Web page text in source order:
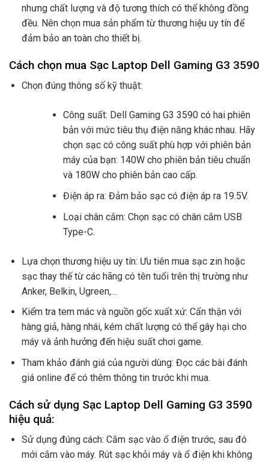
nhưng chất lượng và độ tương thích có thể không đồng
đều. Nên chọn mua sản phẩm từ thương hiệu uy tín để
đảm bảo an toàn cho thiết bị.
Cách chọn mua Sạc Laptop Dell Gaming G3 3590
Chọn đúng thông số kỹ thuật:
Công suất: Dell Gaming G3 3590 có hai phiên
bản với mức tiêu thụ điện năng khác nhau. Hãy
chọn sạc có công suất phù hợp với phiên bản
máy của bạn: 140W cho phiên bản tiêu chuẩn
và 180W cho phiên bản cao cấp.
Điện áp ra: Đảm bảo sạc có điện áp ra 19.5V.
Loại chân cắm: Chọn sạc có chân cắm USB
Type-C.
Lựa chọn thương hiệu uy tín: Ưu tiên mua sạc zin hoặc
sạc thay thế từ các hãng có tên tuổi trên thị trường như
Anker, Belkin, Ugreen,…
Kiểm tra tem mác và nguồn gốc xuất xứ: Cẩn thận với
hàng giả, hàng nhái, kém chất lượng có thể gây hại cho
máy và ảnh hưởng đến hiệu suất chơi game.
Tham khảo đánh giá của người dùng: Đọc các bài đánh
giá online để có thêm thông tin trước khi mua.
Cách sử dụng Sạc Laptop Dell Gaming G3 3590
hiệu quả:
Sử dụng đúng cách: Cắm sạc vào ổ điện trước, sau đó
mới cắm vào máy. Rút sạc khỏi máy và ổ điện khi không